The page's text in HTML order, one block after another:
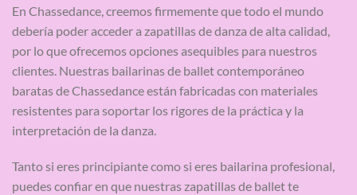
En Chassedance, creemos firmemente que todo el mundo
debería poder acceder a zapatillas de danza de alta calidad,
por lo que ofrecemos opciones asequibles para nuestros
clientes. Nuestras bailarinas de ballet contemporáneo
baratas de Chassedance están fabricadas con materiales
resistentes para soportar los rigores de la práctica y la
interpretación de la danza.
Tanto si eres principiante como si eres bailarina profesional,
puedes confiar en que nuestras zapatillas de ballet te